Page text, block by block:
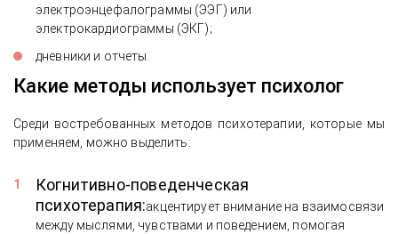
электроэнцефалограммы (ЭЭГ) или
электрокардиограммы (ЭКГ);
дневники и отчеты.
Какие методы использует психолог
Среди востребованных методов психотерапии, которые мы
применяем, можно выделить:
Когнитивно-поведенческая
психотерапия:акцентирует внимание на взаимосвязи
между мыслями, чувствами и поведением, помогая